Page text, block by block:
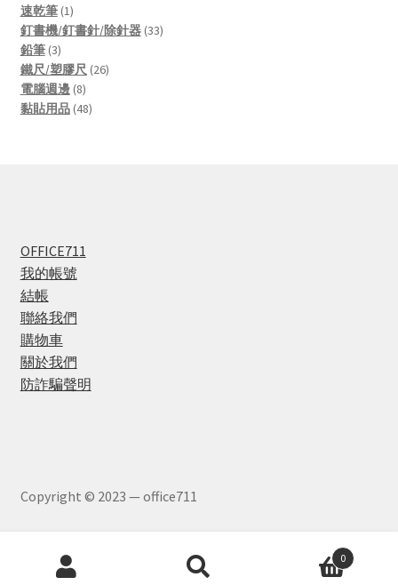
速乾筆 11
product
釘書機/釘書針/除針器 3333
鉛筆 33
products
鐵尺/塑膠尺 2626
電腦週邊 88
products
黏貼用品 4848
OFFICE711
我的帳號
結帳
聯絡我們
購物車
關於我們
防詐騙聲明
Copyright © 2023 — office711
Products
search
0